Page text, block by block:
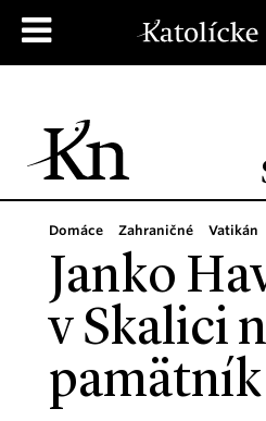
Domáce Zahraničné Vatikán
Janko
v Skalici
pamätník